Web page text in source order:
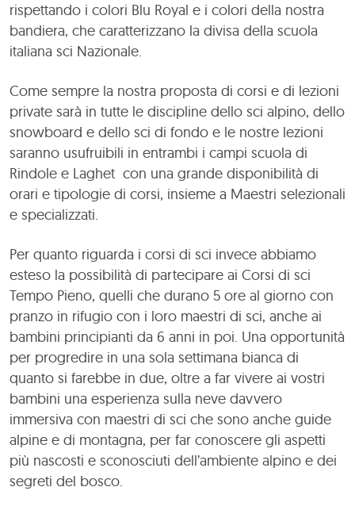
rispettando i colori Blu Royal e i colori della nostra
bandiera, che caratterizzano la divisa della scuola
italiana sci Nazionale.
Come sempre la nostra proposta di corsi e di lezioni
private sarà in tutte le discipline dello sci alpino, dello
snowboard e dello sci di fondo e le nostre lezioni
saranno usufruibili in entrambi i campi scuola di
Rindole e Laghet con una grande disponibilità di
orari e tipologie di corsi, insieme a Maestri selezionali
e specializzati.
Per quanto riguarda i corsi di sci invece abbiamo
esteso la possibilità di partecipare ai Corsi di sci
Tempo Pieno, quelli che durano 5 ore al giorno con
pranzo in rifugio con i loro maestri di sci, anche ai
bambini principianti da 6 anni in poi. Una opportunità
per progredire in una sola settimana bianca di
quanto si farebbe in due, oltre a far vivere ai vostri
bambini una esperienza sulla neve davvero
immersiva con maestri di sci che sono anche guide
alpine e di montagna, per far conoscere gli aspetti
più nascosti e sconosciuti dell’ambiente alpino e dei
segreti del bosco.